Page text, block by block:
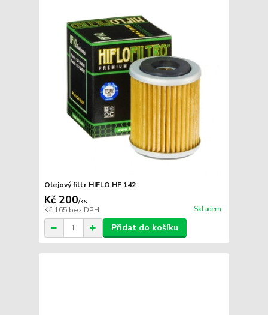
Olejový filtr HIFLO HF 142
Kč 200/ks
Kč 165 bez DPH Skladem
Přidat do košíku